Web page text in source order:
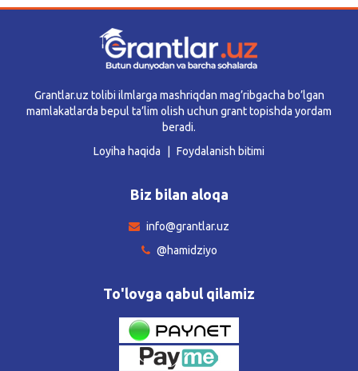
Grantlar.uz tolibi ilmlarga mashriqdan mag’ribgacha bo’lgan
mamlakatlarda bepul ta’lim olish uchun grant topishda yordam
beradi.
Loyiha haqida
Foydalanish bitimi
Biz bilan aloqa
info@grantlar.uz
@hamidziyo
To'lovga qabul qilamiz